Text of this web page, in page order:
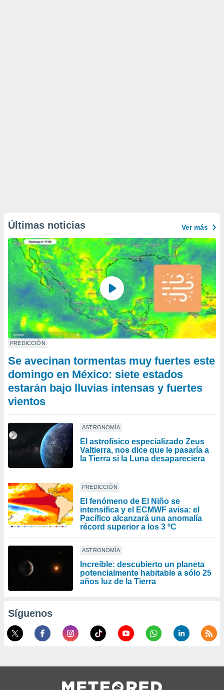
Últimas noticias Ver más
PREDICCIÓN
Se avecinan tormentas muy fuertes este
domingo en México: siete estados
estarán bajo lluvias intensas y fuertes
vientos
ASTRONOMÍA
El astrofísico especializado Zeus
Valtierra, nos dice que le pasaría a
la Tierra si la Luna desapareciera
PREDICCIÓN
El fenómeno de El Niño se
intensifica y el ECMWF avisa: el
Pacífico alcanzará una anomalía
récord superior a los 3 ºC
ASTRONOMÍA
Increíble: descubierto un planeta
potencialmente habitable a sólo 25
años luz de la Tierra
Síguenos